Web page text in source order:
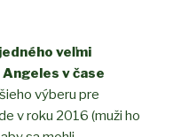
veľmi
v čase
výberu pre
v roku 2016 (muži ho